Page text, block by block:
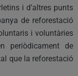
i d’altres punts
de reforestació
i voluntàries
periòdicament de
que la reforestació